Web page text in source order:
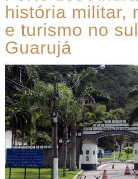
história militar,
e turismo no
Guarujá